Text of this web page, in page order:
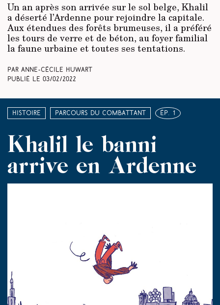
Un an après son arrivée sur le sol belge, Khalil
a déserté l’Ardenne pour rejoindre la capitale.
Aux étendues des forêts brumeuses, il a préféré
les tours de verre et de béton, au foyer familial
la faune urbaine et toutes ses tentations.
Par Anne-Cécile Huwart
Publié le 03/02/2022
Histoire Parcours du combattant ép. 1
Khalil le banni
arrive en Ardenne